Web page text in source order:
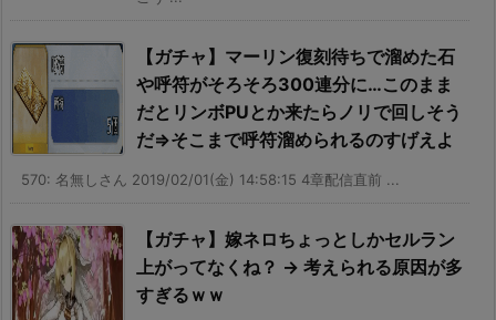
【ガチャ】マーリン復刻待ちで溜めた石
や呼符がそろそろ300連分に…このまま
だとリンボPUとか来たらノリで回しそう
だ⇒そこまで呼符溜められるのすげえよ
570: 名無しさん 2019/02/01(金) 14:58:15 4章配信直前 ...
【ガチャ】嫁ネロちょっとしかセルラン
上がってなくね？ → 考えられる原因が多
すぎるｗｗ